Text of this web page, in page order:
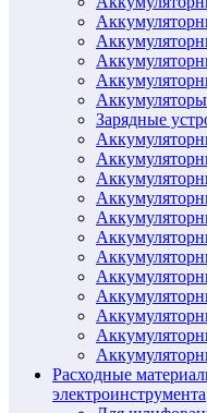
Аккумуляторы
Зарядные
Расходные
электроинструмента